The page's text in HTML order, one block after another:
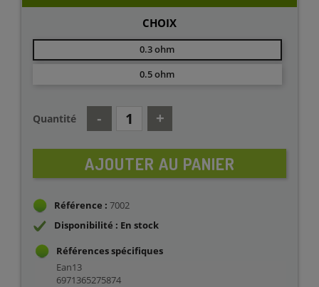
CHOIX
0.3 ohm
0.5 ohm
Quantité
AJOUTER AU PANIER
Référence : 7002
Disponibilité : En stock
Références spécifiques
Ean13
6971365275874